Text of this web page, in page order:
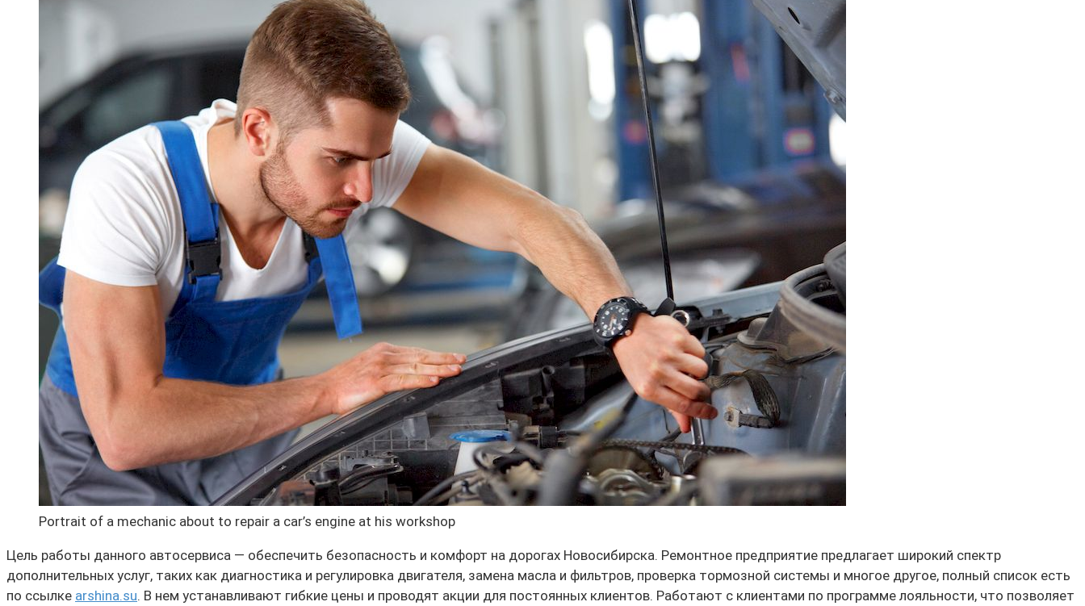
Portrait of a mechanic about to repair a car’s engine at his workshop
Цель работы данного автосервиса — обеспечить безопасность и комфорт на дорогах Новосибирска. Ремонтное предприятие предлагает широкий спектр
дополнительных услуг, таких как диагностика и регулировка двигателя, замена масла и фильтров, проверка тормозной системы и многое другое, полный список есть
по ссылке arshina.su. В нем устанавливают гибкие цены и проводят акции для постоянных клиентов. Работают с клиентами по программе лояльности, что позволяет